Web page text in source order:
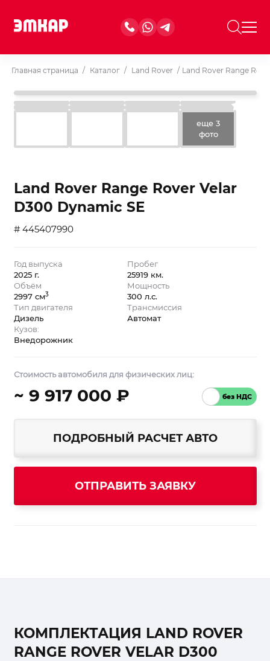
Главная страница / Каталог / Land Rover / Land Rover Range
еще 3
фото
Land Rover Range Rover Velar
D300 Dynamic SE
# 445407990
Год выпуска
2025 г.
Пробег
25919 км.
Объём
2997 см3
Мощность
300 л.с.
Тип двигателя
Дизель
Трансмиссия
Автомат
Кузов:
Внедорожник
Стоимость автомобиля для физических лиц:
~ 9 917 000 ₽
ПОДРОБНЫЙ РАСЧЕТ АВТО
ОТПРАВИТЬ ЗАЯВКУ
КОМПЛЕКТАЦИЯ LAND ROVER
RANGE ROVER VELAR D300